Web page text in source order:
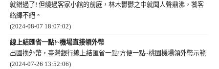
就錯過了! 但繞過客家小館的前庭，林木鬱鬱之中就聞人聲鼎沸，饕客
絡繹不絕。
(2024-08-07 18:07:02)
線上結匯省一點!~機場直接領外幣
出國換外幣，臺灣銀行線上結匯省一點!方便一點~桃園機場領外幣示範
(2024-07-26 13:52:06)